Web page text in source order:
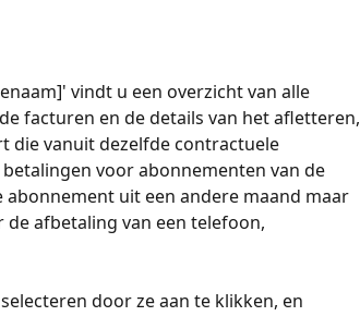
vindt u een overzicht van alle
facturen en de details van het afletteren,
die vanuit dezelfde contractuele
voor abonnementen van de
uit een andere maand maar
afbetaling van een telefoon,
door ze aan te klikken, en